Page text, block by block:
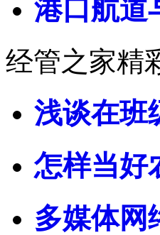
港口航道
经管之家精
浅谈在班
怎样当好
多媒体网